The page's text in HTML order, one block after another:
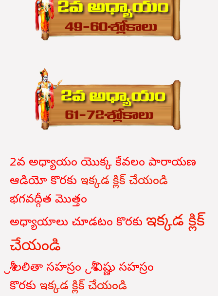
2వ అధ్యాయం యొక్క కేవలం పారాయణ
ఆడియో కొరకు ఇక్కడ క్లిక్ చేయండి
భగవద్గీత మొత్తం
అధ్యాయాలు చూడటం కొరకు ఇక్కడ క్లిక్
చేయండి
శ్రీ లలితా సహస్రం , శ్రీ విష్ణు సహస్రం
కొరకు ఇక్కడ క్లిక్ చేయండి